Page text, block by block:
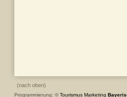
(nach oben)
Programmierung: ©Tourismus Marketing